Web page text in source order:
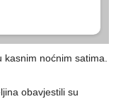
noćnim satima.
obavjestili su